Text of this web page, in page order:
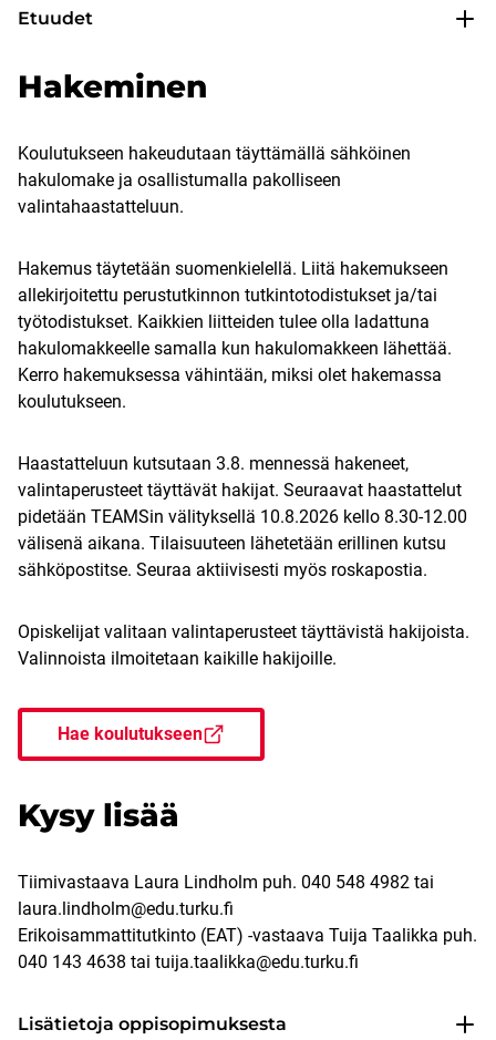
Etuudet
Hakeminen
Koulutukseen hakeudutaan täyttämällä sähköinen
hakulomake ja osallistumalla pakolliseen
valintahaastatteluun.
Hakemus täytetään suomenkielellä. Liitä hakemukseen
allekirjoitettu perustutkinnon tutkintotodistukset ja/tai
työtodistukset. Kaikkien liitteiden tulee olla ladattuna
hakulomakkeelle samalla kun hakulomakkeen lähettää.
Kerro hakemuksessa vähintään, miksi olet hakemassa
koulutukseen.
Haastatteluun kutsutaan 3.8. mennessä hakeneet,
valintaperusteet täyttävät hakijat. Seuraavat haastattelut
pidetään TEAMSin välityksellä 10.8.2026 kello 8.30-12.00
välisenä aikana. Tilaisuuteen lähetetään erillinen kutsu
sähköpostitse. Seuraa aktiivisesti myös roskapostia.
Opiskelijat valitaan valintaperusteet täyttävistä hakijoista.
Valinnoista ilmoitetaan kaikille hakijoille.
Hae koulutukseen
Kysy lisää
Tiimivastaava Laura Lindholm puh. 040 548 4982 tai
laura.lindholm@edu.turku.fi
Erikoisammattitutkinto (EAT) -vastaava Tuija Taalikka puh.
040 143 4638 tai tuija.taalikka@edu.turku.fi
Lisätietoja oppisopimuksesta